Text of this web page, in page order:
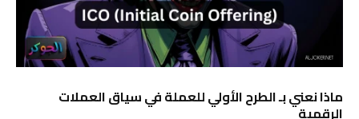
ماذا نعني بـ الطرح الأولي للعملة في سياق العملات
الرقمية